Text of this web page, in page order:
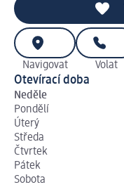
Navigovat Volat
Otevírací doba
Neděle
Pondělí
Úterý
Středa
Čtvrtek
Pátek
Sobota